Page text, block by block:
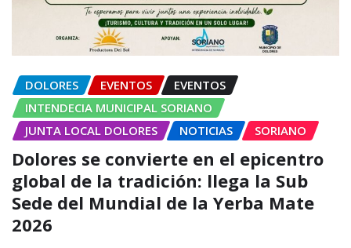
DOLORES EVENTOS
EVENTOS
INTENDECIA MUNICIPAL SORIANO
JUNTA LOCAL DOLORES
NOTICIAS SORIANO
Dolores se convierte en el epicentro
global de la tradición: llega la Sub
Sede del Mundial de la Yerba Mate
2026